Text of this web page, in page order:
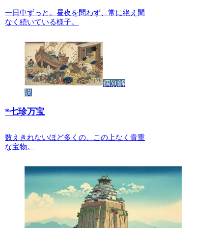
一日中ずっと。昼夜を問わず、常に絶え間
なく続いている様子。
個別解
説
*七珍万宝
数えきれないほど多くの、この上なく貴重
な宝物。